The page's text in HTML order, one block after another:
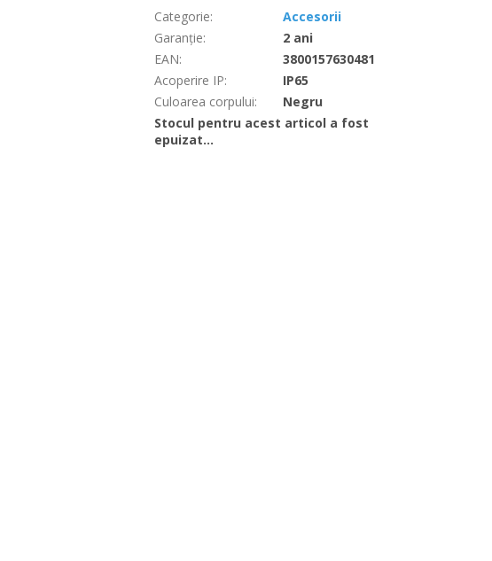
Categorie:
Accesorii
Garanţie:
2 ani
EAN:
3800157630481
Acoperire IP:
IP65
Culoarea corpului:
Negru
Stocul pentru acest articol a fost
epuizat…